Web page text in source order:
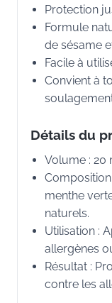
Protection
Formule
de sésame
Facile à
Convient à
Détails du
Volume : 20
menthe
naturels.
Utilisation :
allergènes
Résultat :
contre les